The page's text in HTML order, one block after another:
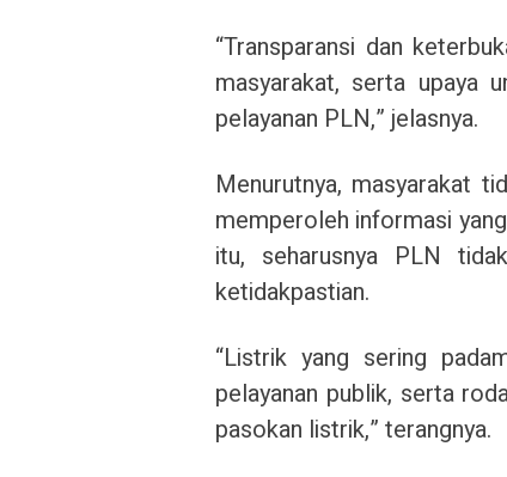
“Transparansi dan
masyarakat, serta upaya
pelayanan PLN,” jelasnya.
Menurutnya, masyarakat
memperoleh informasi
itu, seharusnya PLN
ketidakpastian.
“Listrik yang sering
pelayanan publik, serta
pasokan listrik,” terangnya.